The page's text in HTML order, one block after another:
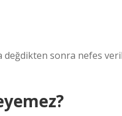
sonra nefes